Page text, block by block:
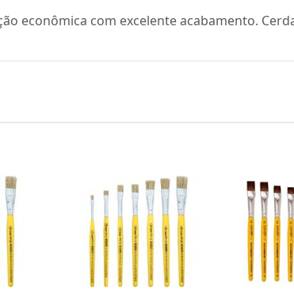
econômica com excelente acabamento.